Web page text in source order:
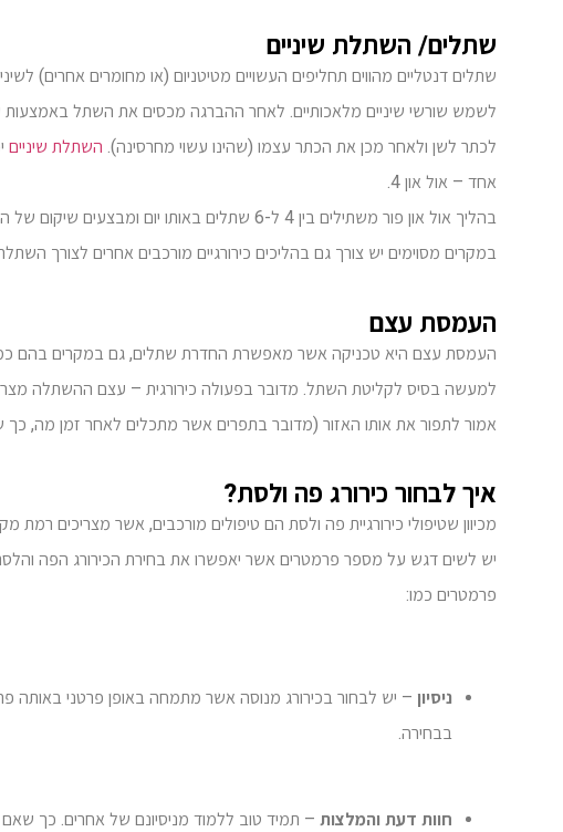
שתלים/ השתלת שיניים
שתלים דנטליים מהווים תחליפים העשויים מטיטניום (או מחומרים אחרים)
לשמש שורשי שיניים מלאכותיים. לאחר ההברגה מכסים את השתל
לכתר לשן ולאחר מכן את הכתר עצמו (שהינו עשוי מחרסינה). השתלת שיניים
אחד – אול און 4.
בהליך אול און פור משתילים בין 4 ל-6 שתלים באותו יום ומבצעים שיקום של הלסת באמצעות גשר זמני. מדובר בהליך כירורגי אשר אורך מספר שעות.
במקרים מסוימים יש צורך גם בהליכים כירורגיים מורכבים אחרים לצורך
העמסת עצם
העמסת עצם היא טכניקה אשר מאפשרת החדרת שתלים, גם במקרים בהם
למעשה בסיס לקליטת השתל. מדובר בפעולה כירורגית – עצם ההשתלה
אמור לתפור את אותו האזור (מדובר בתפרים אשר מתכלים לאחר זמן מה, כך
איך לבחור כירורג פה ולסת?
מכיוון שטיפולי כירורגיית פה ולסת הם טיפולים מורכבים, אשר מצריכים רמת
יש לשים דגש על מספר פרמטרים אשר יאפשרו את בחירת הכירורג הפה
פרמטרים כמו:
ניסיון – יש לבחור בכירורג מנוסה אשר מתמחה באופן פרטני באותה
בבחירה.
חוות דעת והמלצות – תמיד טוב ללמוד מניסיונם של אחרים. כך